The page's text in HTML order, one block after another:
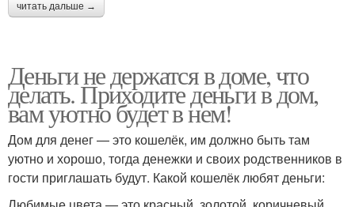
читать дальше →
Деньги не держатся в доме, что
делать. Приходите деньги в дом,
вам уютно будет в нем!
Дом для денег — это кошелёк, им должно быть там
уютно и хорошо, тогда денежки и своих родственников в
гости приглашать будут. Какой кошелёк любят деньги: